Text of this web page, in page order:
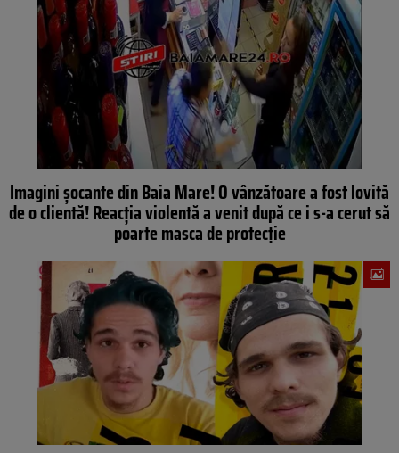
Imagini șocante din Baia Mare! O vânzătoare a fost lovită
de o clientă! Reacția violentă a venit după ce i s-a cerut să
poarte masca de protecție